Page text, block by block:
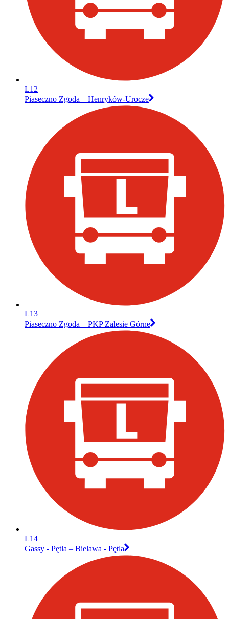
L12
Piaseczno Zgoda – Henryków-Urocze
L13
Piaseczno Zgoda – PKP Zalesie Górne
L14
Gassy - Pętla – Bielawa - Pętla